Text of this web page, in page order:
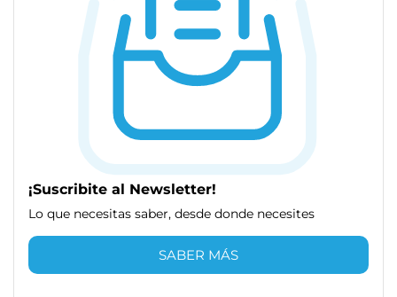
¡Suscribite al Newsletter!
Lo que necesitas saber, desde donde necesites
SABER MÁS